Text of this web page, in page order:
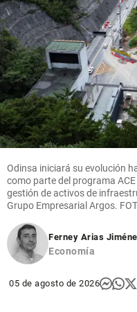
Odinsa iniciará su evolución
como parte del programa
gestión de activos de
Grupo Empresarial Argos.
Ferney Arias
Economía
05 de agosto de 2026